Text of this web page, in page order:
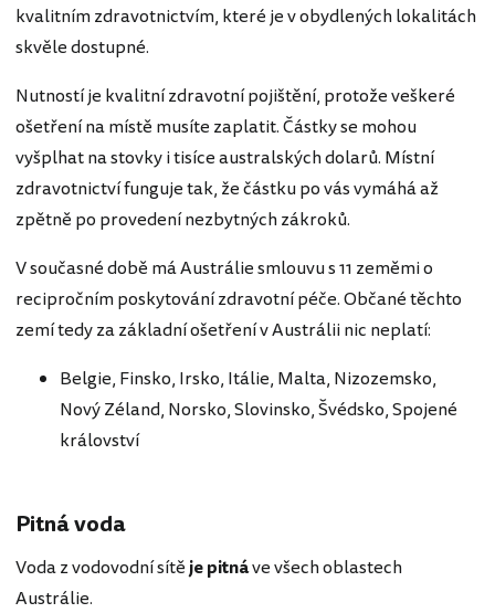
kvalitním zdravotnictvím, které je v obydlených lokalitách
skvěle dostupné.
Nutností je kvalitní zdravotní pojištění, protože veškeré
ošetření na místě musíte zaplatit. Částky se mohou
vyšplhat na stovky i tisíce australských dolarů. Místní
zdravotnictví funguje tak, že částku po vás vymáhá až
zpětně po provedení nezbytných zákroků.
V současné době má Austrálie smlouvu s 11 zeměmi o
recipročním poskytování zdravotní péče. Občané těchto
zemí tedy za základní ošetření v Austrálii nic neplatí:
Belgie, Finsko, Irsko, Itálie, Malta, Nizozemsko,
Nový Zéland, Norsko, Slovinsko, Švédsko, Spojené
království
Pitná voda
Voda z vodovodní sítěje pitnáve všech oblastech
Austrálie.